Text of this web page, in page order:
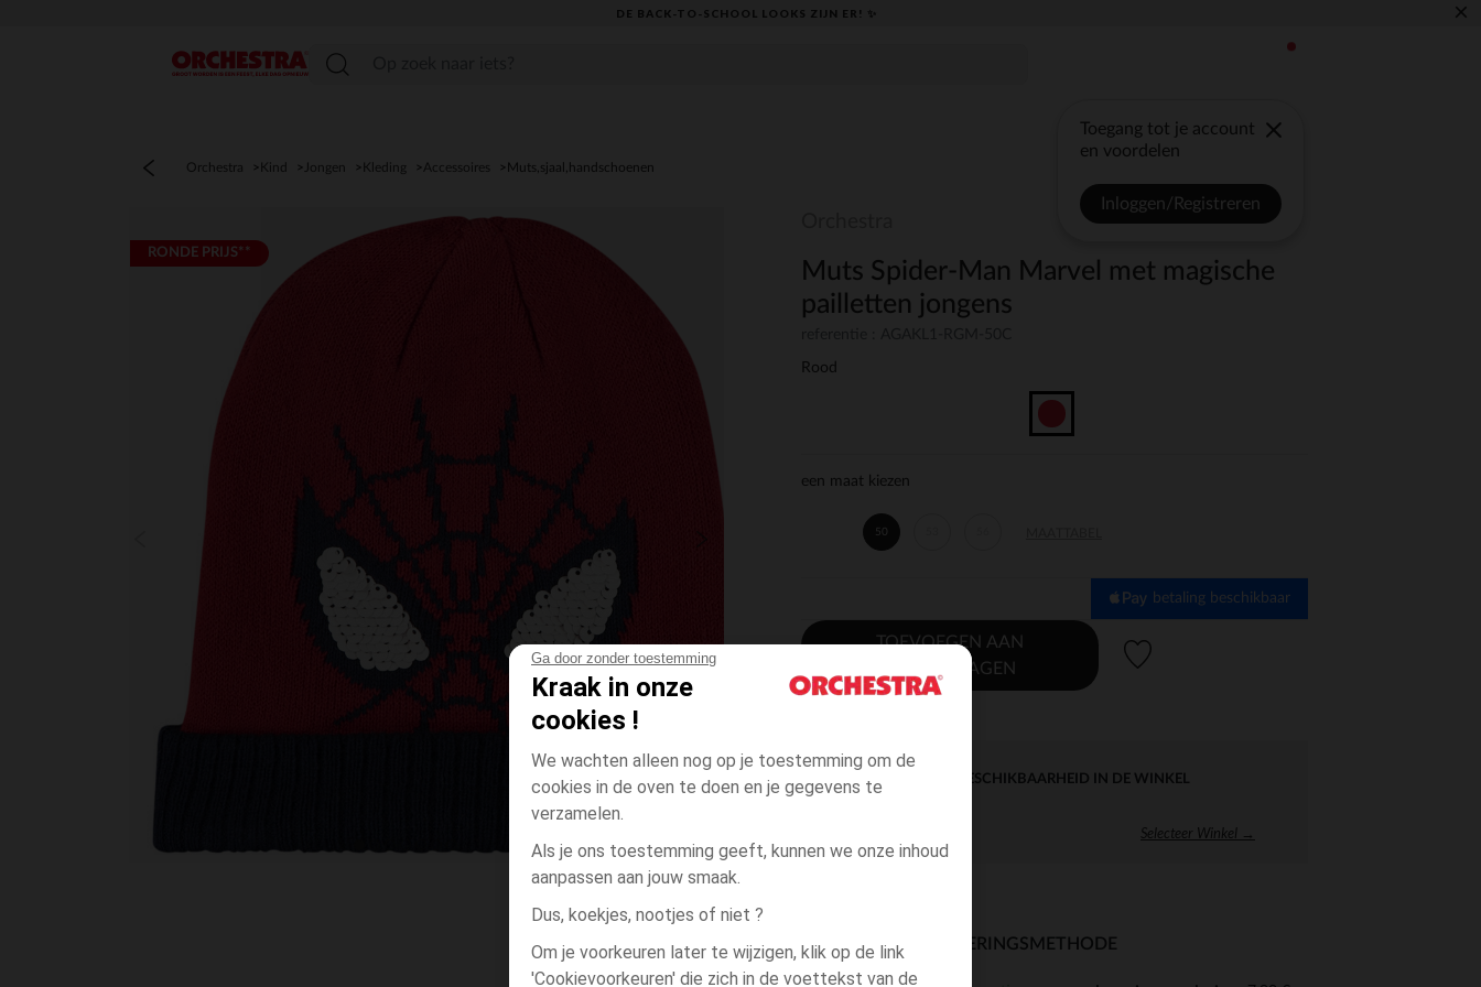
Ga door zonder toestemming
Kraak in onze
cookies !
We wachten alleen nog op je toestemming om de
cookies in de oven te doen en je gegevens te
verzamelen.
Als je ons toestemming geeft, kunnen we onze inhoud
aanpassen aan jouw smaak.
Dus, koekjes, nootjes of niet ?
Om je voorkeuren later te wijzigen, klik op de link
'Cookievoorkeuren' die zich in de voettekst van de
DE BACK-TO-SCHOOL LOOKS ZIJN ER! ✨ ×
menu
Toegang tot je account
en voordelen
Inloggen/Registreren
Orchestra Kind Jongen Kleding Accessoires Muts,sjaal,handschoenen
RONDE PRIJS**
Muts Spider-Man Marvel met magische
pailletten jongens
Rood
een maat kiezen
50
betaling beschikbaar
TOEVOEGEN AAN
WINKELWAGEN
DIRECTE BESCHIKBAARHEID IN DE WINKEL
Selecteer Winkel →
BESCHIKBAARE LEVERINGSMETHODE